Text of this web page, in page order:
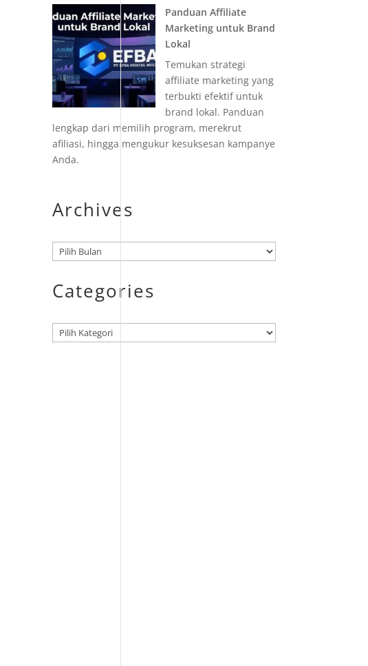
Panduan Affiliate
Marketing untuk Brand
Lokal
Temukan strategi
affiliate marketing yang
terbukti efektif untuk
brand lokal. Panduan
lengkap dari memilih program, merekrut
afiliasi, hingga mengukur kesuksesan kampanye
Anda.
Archives
Arsip
Categories
Kategori